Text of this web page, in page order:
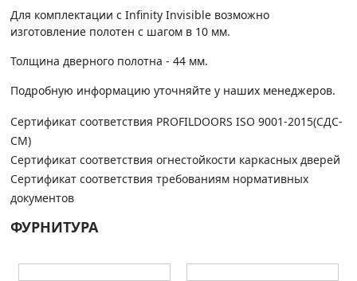
Для комплектации с Infinity Invisible возможно
изготовление полотен с шагом в 10 мм.
Толщина дверного полотна - 44 мм.
Подробную информацию уточняйте у наших менеджеров.
Сертификат соответствия PROFILDOORS ISO 9001-2015(СДС-
СМ)
Сертификат соответствия огнестойкости каркасных дверей
Сертификат соответствия требованиям нормативных
документов
ФУРНИТУРА